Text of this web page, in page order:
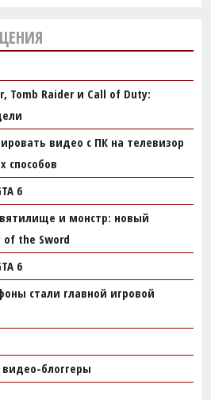
Tomb Raider и Call of Duty:
видео с ПК на телевизор
способов
6
и монстр: новый
of the Sword
6
стали главной игровой
блоггеры